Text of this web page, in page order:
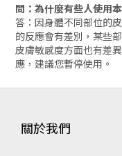
問：為什麼有些人使用
答：因身體不同部位的
的反應會有差別，某些
皮膚敏感度方面也有差
應，建議您暫停使用。
關於我們